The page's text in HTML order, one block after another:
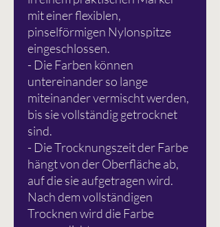
mit einer flexiblen,
pinselförmigen Nylonspitze
eingeschlossen.
- Die Farben können
untereinander so lange
miteinander vermischt werden,
bis sie vollständig getrocknet
sind.
- Die Trocknungszeit der Farbe
hängt von der Oberfläche ab,
auf die sie aufgetragen wird.
Nach dem vollständigen
Trocknen wird die Farbe